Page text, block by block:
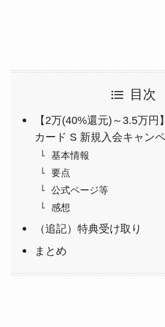
目次
【2万(40%還元)～3.5万円
カード S 新規入会キャン
基本情報
要点
公式ページ等
感想
（追記）特典受け取り
まとめ